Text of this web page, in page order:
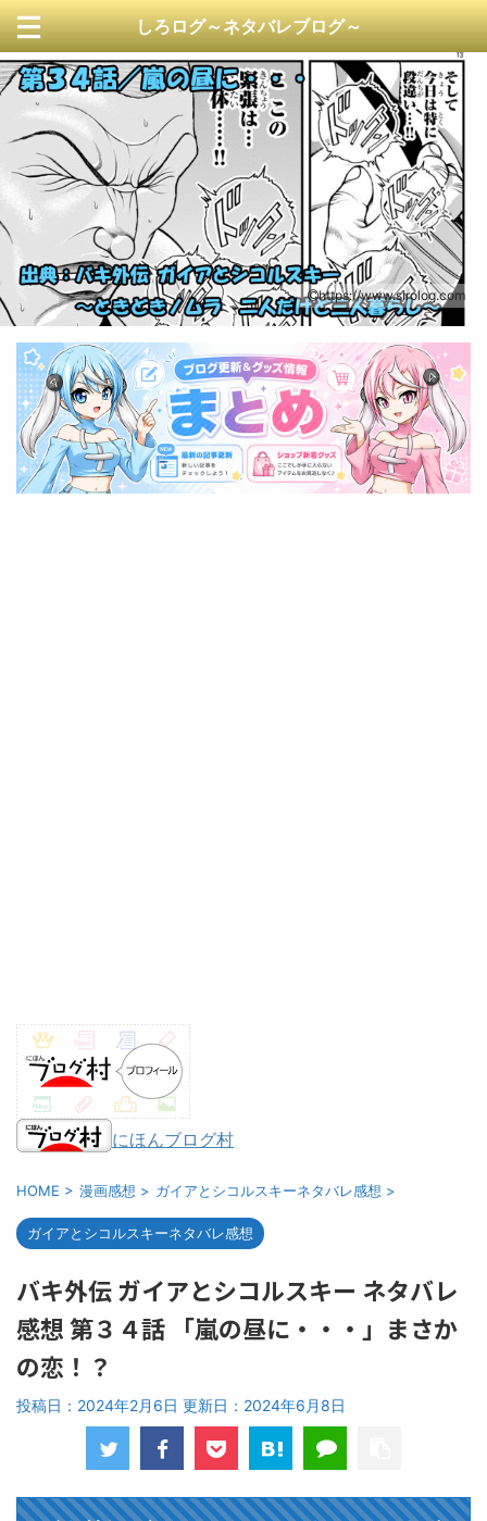
しろログ～ネタバレブログ～
https://www.sirolog.com
にほんブログ村
HOME > 漫画感想 > ガイアとシコルスキーネタバレ感想 >
ガイアとシコルスキーネタバレ感想
バキ外伝 ガイアとシコルスキー ネタバレ
感想 第３４話 「嵐の昼に・・・」まさか
の恋！？
投稿日：2024年2月6日 更新日： 2024年6月8日